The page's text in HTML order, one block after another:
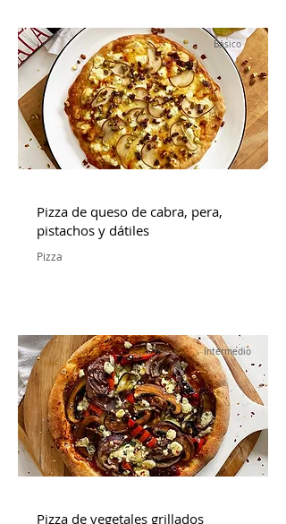
Básico
Pizza de queso de cabra, pera,
pistachos y dátiles
Pizza
Intermedio
Pizza de vegetales grillados